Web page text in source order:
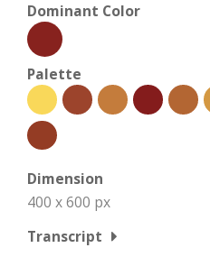
Dominant Color
Palette
Dimension
400 x 600 px
Transcript